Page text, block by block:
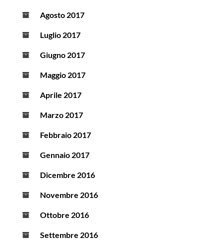
Agosto 2017
Luglio 2017
Giugno 2017
Maggio 2017
Aprile 2017
Marzo 2017
Febbraio 2017
Gennaio 2017
Dicembre 2016
Novembre 2016
Ottobre 2016
Settembre 2016